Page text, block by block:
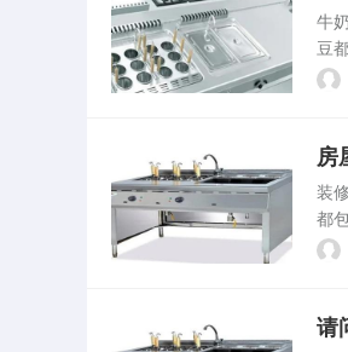
牛
豆
合
房
装
都
也
请